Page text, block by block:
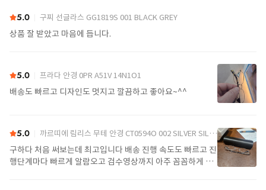
5.0 구찌 선글라스 GG1819S 001 BLACK GREY
상품 잘 받았고 마음에 듭니다.
5.0 프라다 안경 0PR A51V 14N1O1
배송도 빠르고 디자인도 멋지고 깔끔하고 좋아요~^^
5.0 까르띠에 림리스 무테 안경 CT0594O 002 SILVER SILVER TRANSPARENT
구하다 처음 써보는데 최고입니다 배송 진행 속도도 빠르고 진
행단계마다 빠르게 알람오고 검수영상까지 아주 꼼꼼하게 찍